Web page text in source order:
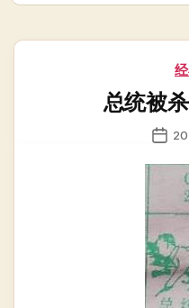
总统被
发
日